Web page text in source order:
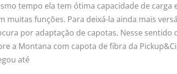
tempo ela tem ótima capacidade de carga
muitas funções. Para deixá-la ainda mais
por adaptação de capotas. Nesse sentido
a Montana com capota de fibra da
até